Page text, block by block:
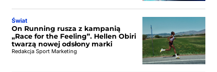
Świat
On Running rusza z kampanią
„Race for the Feeling”. Hellen Obiri
twarzą nowej odsłony marki
Redakcja Sport Marketing